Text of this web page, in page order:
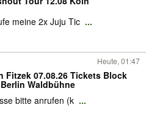
meine 2x Juju Tic ...
Heute, 01:47
Fitzek 07.08.26 Tickets Block
Waldbühne
bitte anrufen (k ...